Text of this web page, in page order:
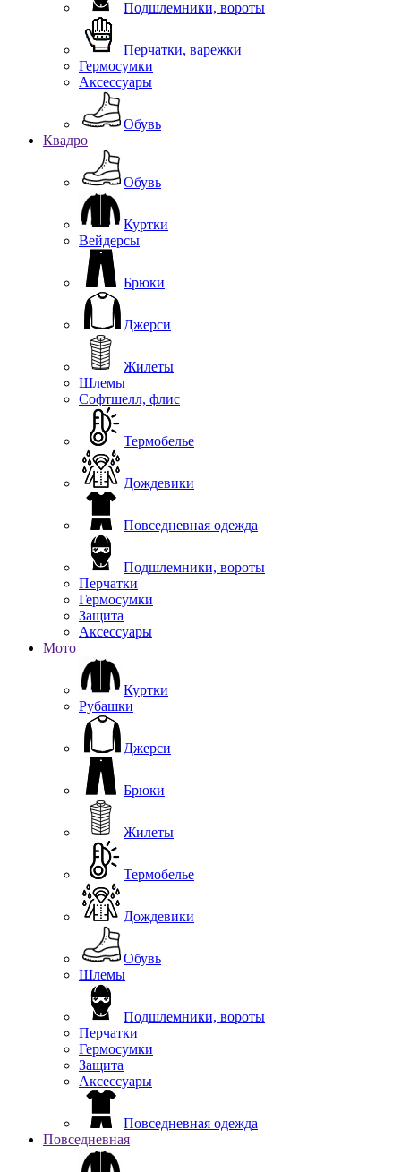
Подшлемники, вороты
Перчатки, варежки
Гермосумки
Аксессуары
Обувь
Квадро
Обувь
Куртки
Вейдерсы
Брюки
Джерси
Жилеты
Шлемы
Софтшелл, флис
Термобелье
Дождевики
Повседневная одежда
Подшлемники, вороты
Перчатки
Гермосумки
Защита
Аксессуары
Мото
Куртки
Рубашки
Джерси
Брюки
Жилеты
Термобелье
Дождевики
Обувь
Шлемы
Подшлемники, вороты
Перчатки
Гермосумки
Защита
Аксессуары
Повседневная одежда
Повседневная